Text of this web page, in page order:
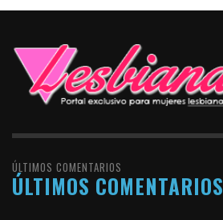
ÚLTIMOS COMENTARIOS
ÚLTIMOS COMENTARIOS